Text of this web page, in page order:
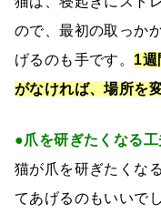
ので、最初の取っか
げるのも手です。 1週
がなければ、場所を
●爪を研ぎたくなる工
猫が爪を研ぎたくな
てあげるのもいいで